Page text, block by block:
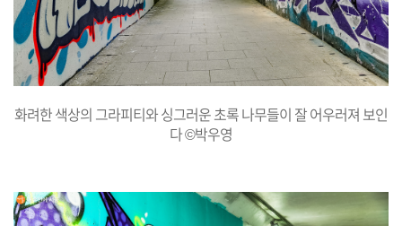
화려한 색상의 그라피티와 싱그러운 초록 나무들이 잘 어우러져 보인
다 ©박우영